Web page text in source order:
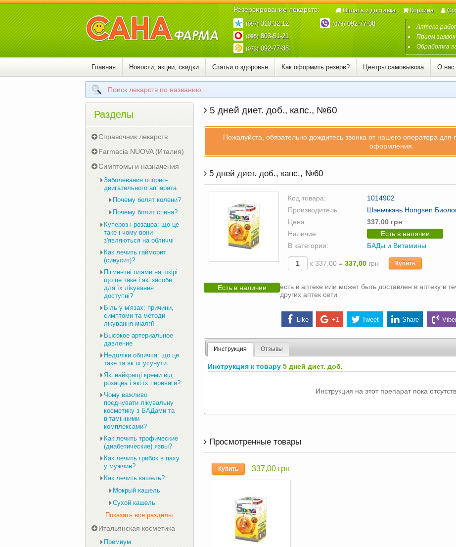
Резервирование лекарств:
(097)310-32-12
(095)803-51-21
(073)092-77-38
(073)092-77-38 Аптека
Прием
Обработка
Оплата и доставка Корзина
Главная Новости, акции, скидки Статьи о здоровье Как оформить резерв? Центры самовывоза О нас
5 дней диет. доб., капс., №60
Пожалуйста, обязательно дождитесь звонка от нашего оператора для
оформления.
5 дней диет. доб., капс., №60
Код товара:
1014902
Производитель:
Шэньчжэнь Hongsen
Цена:
337,00 грн
Наличие:
Есть в наличии
В категории:
БАДы и Витамины
х 337,00 = 337,00 грн Купить
Есть в наличии
есть в аптеке или может быть доставлен в аптеку в
других аптек сети
Like +1 Tweet Share
Инструкция Отзывы
Инструкция к товару5 дней диет. доб.
Инструкция на этот препарат пока
Просмотренные товары
Купить 337,00 грн
Разделы
Справочник лекарств
Farmacia NUOVA (Италия)
Симптомы и назначения
Заболевания опорно-
двигательного аппарата
Почему болят колени?
Почему болит спина?
Купероз і розацеа: що це
таке і чому вони
з'являються на обличчі
Как лечить гайморит
(синусит)?
Пігментні плями на шкірі:
що це таке і які засоби
для їх лікування
доступні?
Біль у м'язах: причини,
симптоми та методи
лікування міалгії
Высокое артериальное
давление
Недоліки обличчя: що це
таке та як їх усунути
Які найкращі креми від
розацеа і які їх переваги?
Чому важливо
поєднувати лікувальну
косметику з БАДами та
вітамінними
комплексами?
Как лечить трофические
(диабетические) язвы?
Как лечить грибок в паху
у мужчин?
Как лечить кашель?
Мокрый кашель
Сухой кашель
Показать все разделы
Итальянская косметика
Премиум